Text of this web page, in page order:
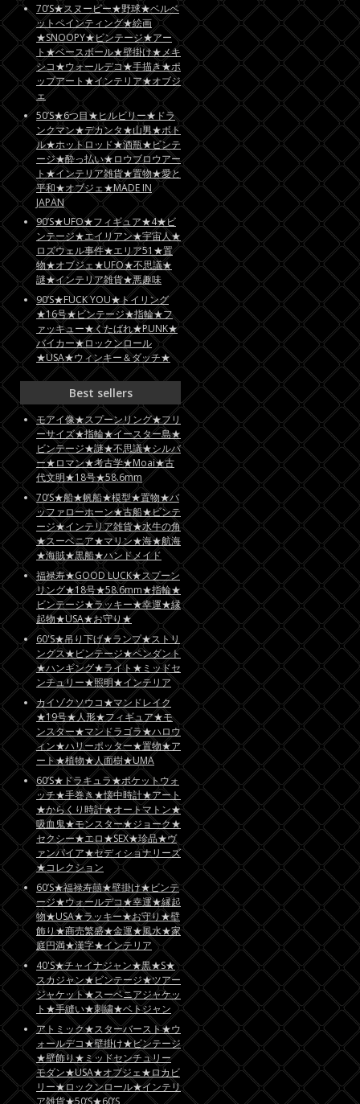
70’S★スヌーピー★野球★ベルベ
ットペインティング★絵画
★SNOOPY★ビンテージ★アー
ト★ベースボール★壁掛け★メキ
シコ★ウォールデコ★手描き★ポ
ップアート★インテリア★オブジ
ェ
50’S★6つ目★ヒルビリー★ドラ
ンクマン★デカンタ★山男★ボト
ル★ホットロッド★酒瓶★ビンテ
ージ★酔っ払い★ロウブロウアー
ト★インテリア雑貨★置物★愛と
平和★オブジェ★MADE IN
JAPAN
90’S★UFO★フィギュア★4★ビ
ンテージ★エイリアン★宇宙人★
ロズウェル事件★エリア51★置
物★オブジェ★UFO★不思議★
謎★インテリア雑貨★悪趣味
90’S★FUCK YOU★トイリング
★16号★ビンテージ★指輪★フ
ァッキュー★くたばれ★PUNK★
バイカー★ロックンロール
★USA★ウィンキー＆ダッチ★
Best sellers
モアイ像★スプーンリング★フリ
ーサイズ★指輪★イースター島★
ビンテージ★謎★不思議★シルバ
ー★ロマン★考古学★Moai★古
代文明★18号★58.6mm
70’S★船★帆船★模型★置物★バ
ッファローホーン★古船★ビンテ
ージ★インテリア雑貨★水牛の角
★スーベニア★マリン★海★航海
★海賊★黒船★ハンドメイド
福禄寿★GOOD LUCK★スプーン
リング★18号★58.6mm★指輪★
ビンテージ★ラッキー★幸運★縁
起物★USA★お守り★
60'S★吊り下げ★ランプ★ストリ
ングス★ビンテージ★ペンダント
★ハンギング★ライト★ミッドセ
ンチュリー★照明★インテリア
カイゾクソウコ★マンドレイク
★19号★人形★フィギュア★モ
ンスター★マンドラゴラ★ハロウ
ィン★ハリーポッター★置物★ア
ート★植物★人面樹★UMA
60’S★ドラキュラ★ポケットウォ
ッチ★手巻き★懐中時計★アート
★からくり時計★オートマトン★
吸血鬼★モンスター★ジョーク★
セクシー★エロ★SEX★珍品★ヴ
ァンパイア★セディショナリーズ
★コレクション
60’S★福禄寿囍★壁掛け★ビンテ
ージ★ウォールデコ★幸運★縁起
物★USA★ラッキー★お守り★壁
飾り★商売繁盛★金運★風水★家
庭円満★漢字★インテリア
40'S★チャイナジャン★黒★S★
スカジャン★ビンテージ★ツアー
ジャケット★スーベニアジャケッ
ト★手縫い★刺繍★ベトジャン
アトミック★スターバースト★ウ
ォールデコ★壁掛け★ビンテージ
★壁飾り★ミッドセンチュリー
モダン★USA★オブジェ★ロカビ
リー★ロックンロール★インテリ
ア雑貨★50’S★60’S